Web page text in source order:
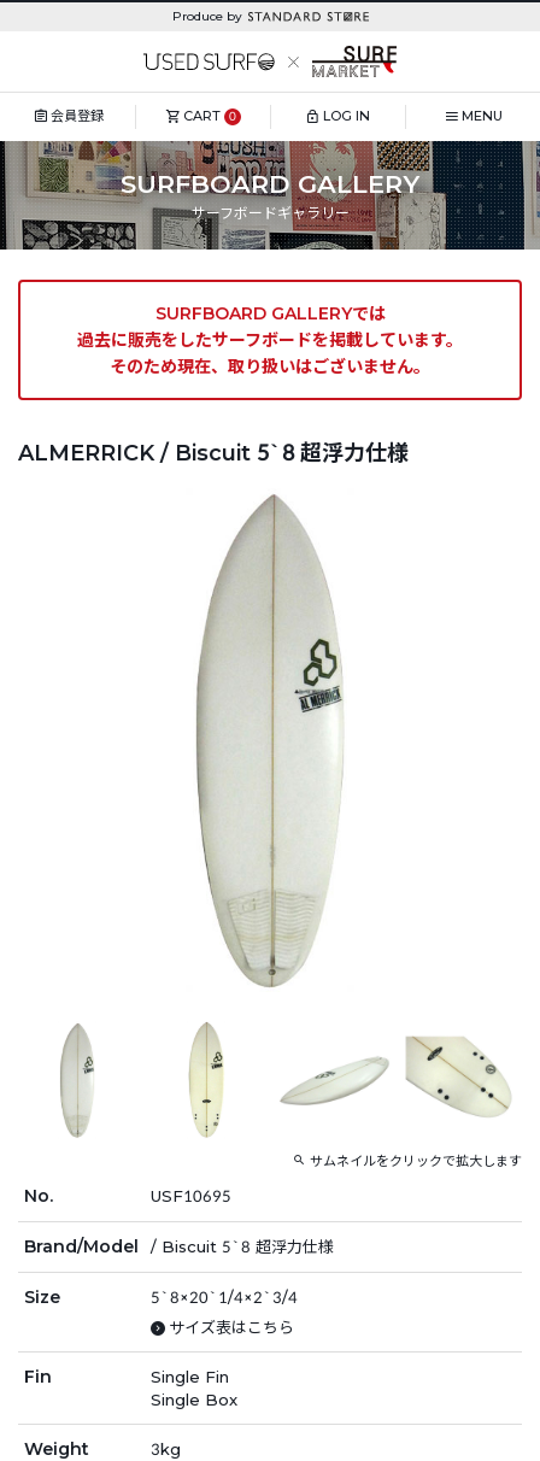
Produce by
会員登録 CART 0 LOG IN MENU
SURFBOARD GALLERY
サーフボードギャラリー
SURFBOARD GALLERYでは
過去に販売をしたサーフボードを掲載しています。
そのため現在、取り扱いはございません。
ALMERRICK / Biscuit 5`8 超浮力仕様
サムネイルをクリックで拡大します
No. USF10695
Brand/Model / Biscuit 5`8 超浮力仕様
Size
5`8×20`1/4×2`3/4
サイズ表はこちら
Fin
Single Fin
Single Box
Weight 3kg